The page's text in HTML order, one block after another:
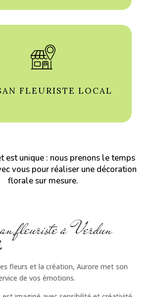
FLEURISTE LOCAL
est unique : nous prenons le temps
vous pour réaliser une décoration
florale sur mesure.
fleuriste à Verdun
fleurs et la création, Aurore met son
de vos émotions.